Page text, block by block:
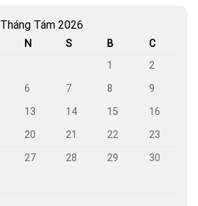
Tháng Tám 2026
N S B
C
1
2
6 7 8
9
13 14 15
16
20 21 22
23
27 28 29
30